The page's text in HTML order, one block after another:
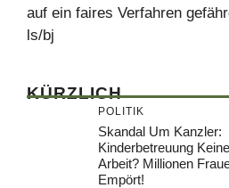
auf ein faires Verfahren
ls/bj
KÜRZLICH
POLITIK
Skandal Um Kanzler:
Kinderbetreuung Keine
Arbeit? Millionen
Empört!